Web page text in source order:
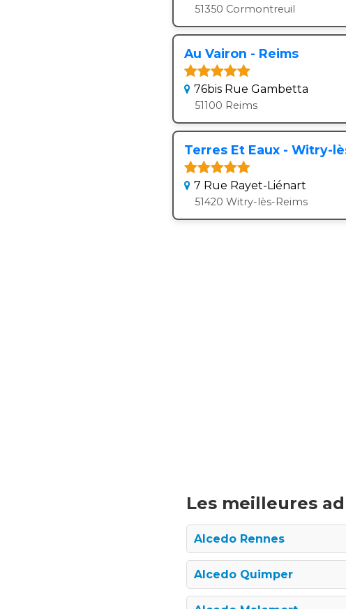
51350 Cormontreuil
Au Vairon - Reims
76bis Rue Gambetta
51100 Reims
Terres Et Eaux - Witry-
7 Rue Rayet-Liénart
51420 Witry-lès-Reims
Les meilleures
Alcedo Rennes
Alcedo Quimper